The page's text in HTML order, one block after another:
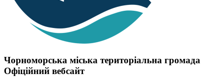
Чорноморська міська територіальна громада
Офіційний вебсайт